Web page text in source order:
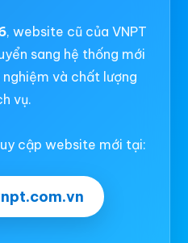
, website cũ của VNPT
sang hệ thống mới
và chất lượng
vụ.
cập website mới tại: